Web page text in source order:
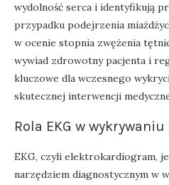
wydolność serca i identyfikują
przypadku podejrzenia
w ocenie stopnia zwężenia
wywiad zdrowotny pacjenta i
kluczowe dla wczesnego
skutecznej interwencji
Rola EKG w
EKG, czyli elektrokardiogram,
narzędziem diagnostycznym w